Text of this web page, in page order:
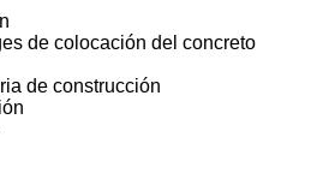
de colocación del concreto
de construcción